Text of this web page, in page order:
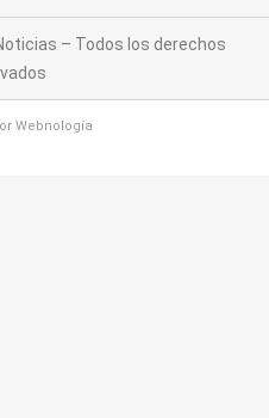
– Todos los derechos
Webnología